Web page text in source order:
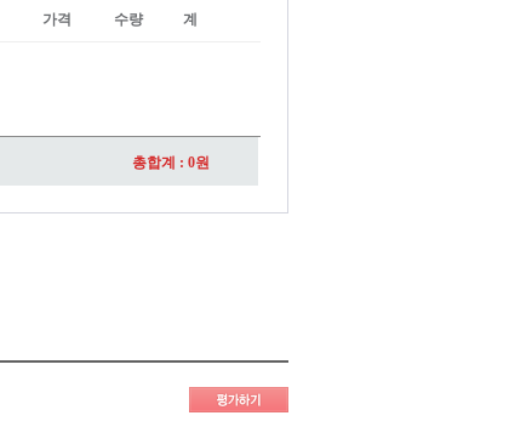
가격 수량 계
총합계 : 0원